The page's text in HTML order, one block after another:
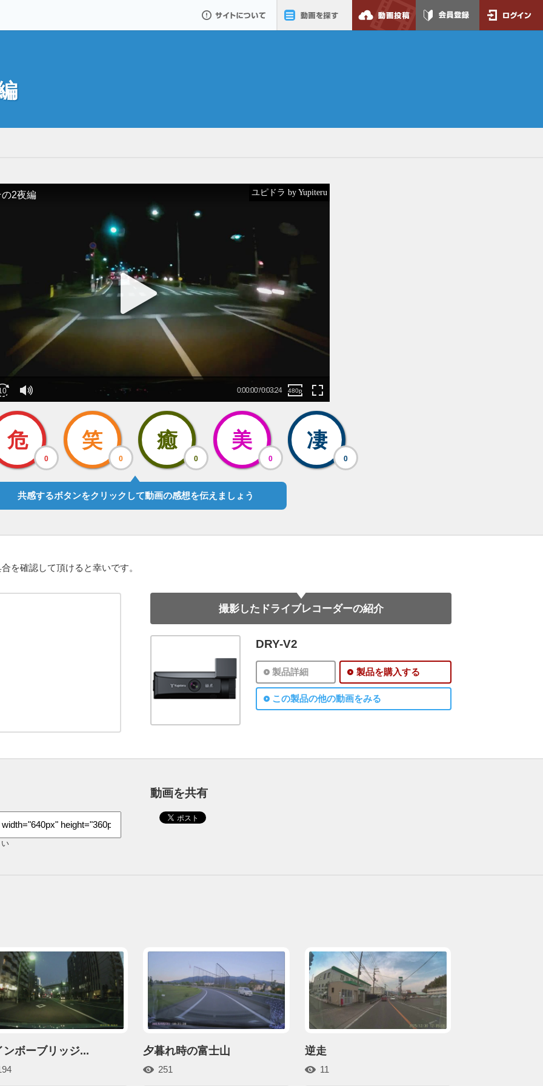
ユピドラ by Yupiteru
危
0
笑
0
癒
0
美
0
凄
0
共感するボタンをクリックして動画の感想を伝えましょう
を確認して頂けると幸いです。
撮影したドライブレコーダーの紹介
DRY-V2
製品詳細 製品を購入する
この製品の他の動画をみる
動画を共有
ンボーブリッジ... 夕暮れ時の富士山
251
逆走
11